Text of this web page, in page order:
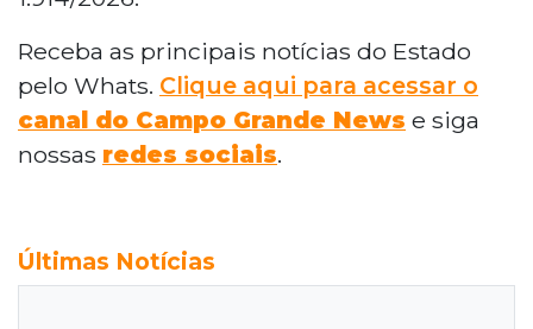
Receba as principais notícias do Estado
pelo Whats. Clique aqui para acessar o
canal do Campo Grande News e siga
nossas redes sociais.
Últimas Notícias